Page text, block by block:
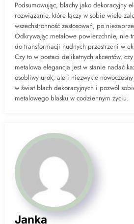
Podsumowując, blachy jako dekoracyjny
rozwiązanie, które łączy w sobie wiele
wszechstronność zastosowań, po
Odkrywając metalowe powierzchnie, nie
do transformacji nudnych przestrzeni w
Czy to w postaci delikatnych akcentów,
metalowa elegancja jest w stanie nadać
osobliwy urok, ale i niezwykle
w świat blach dekoracyjnych i pozwól
metalowego blasku w codziennym życiu.
Janka